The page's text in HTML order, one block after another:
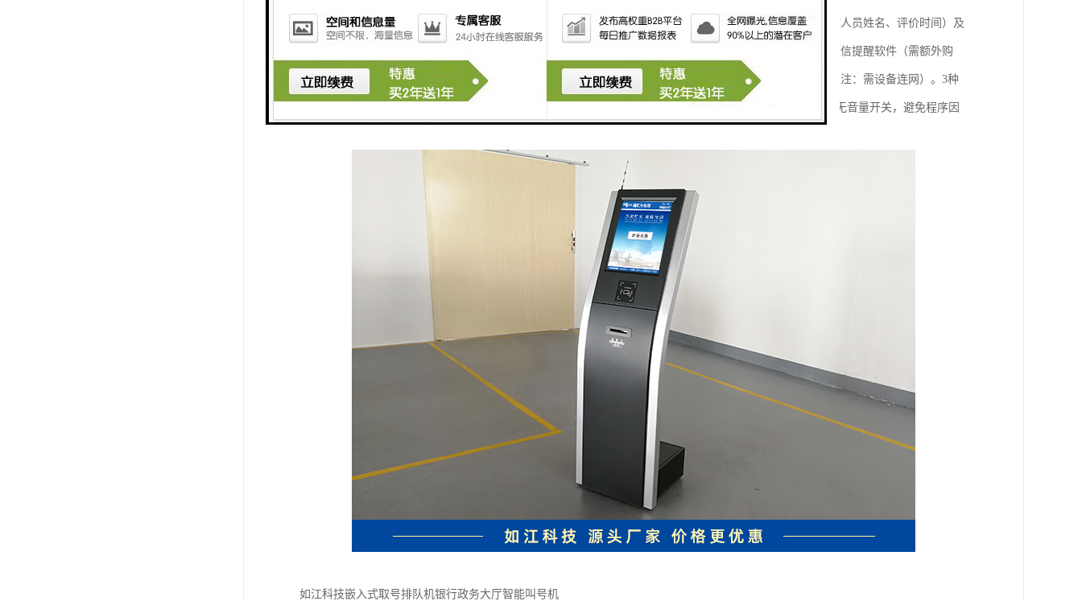
不满意提醒，后台或短信，及时反馈不满意信息，当顾客进行不满意评价时，可将评价详情（如窗口号、工作人员姓名、评价时间）及
时通知相关管理人员，当管理人员的电脑安装有及时消息软件时，及时弹出相关提示信息，当服务器安装有短信提醒软件（需额外购
买）时，还能以手机短信方式及时通知管理人员。云平台升级，在线更新，自动升级，方便易用，安全可靠（注：需设备连网）。3种
通讯方式，RJ45网络接口（需接RJ45转换盒）USB 2.0、无线WiF。“0”误操作，一体式外观，一个开机按钮，无音量开关，避免程序因
如江科技嵌入式取号排队机银行政务大厅智能叫号机